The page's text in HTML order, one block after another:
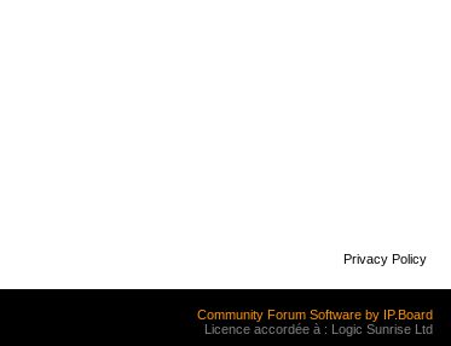
Privacy Policy
Community Forum Software by IP.Board
Licence accordée à : Logic Sunrise Ltd